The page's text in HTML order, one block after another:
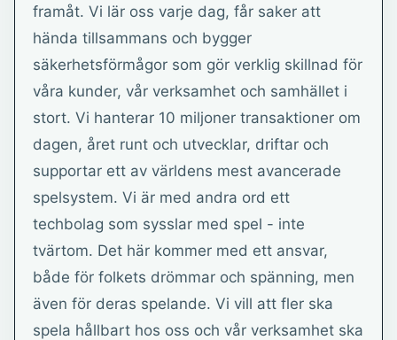
framåt. Vi lär oss varje dag, får saker att
hända tillsammans och bygger
säkerhetsförmågor som gör verklig skillnad för
våra kunder, vår verksamhet och samhället i
stort. Vi hanterar 10 miljoner transaktioner om
dagen, året runt och utvecklar, driftar och
supportar ett av världens mest avancerade
spelsystem. Vi är med andra ord ett
techbolag som sysslar med spel - inte
tvärtom. Det här kommer med ett ansvar,
både för folkets drömmar och spänning, men
även för deras spelande. Vi vill att fler ska
spela hållbart hos oss och vår verksamhet ska